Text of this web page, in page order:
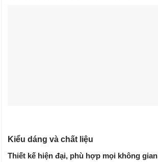
Kiểu dáng và chất liệu
Thiết kế hiện đại, phù hợp mọi không gian